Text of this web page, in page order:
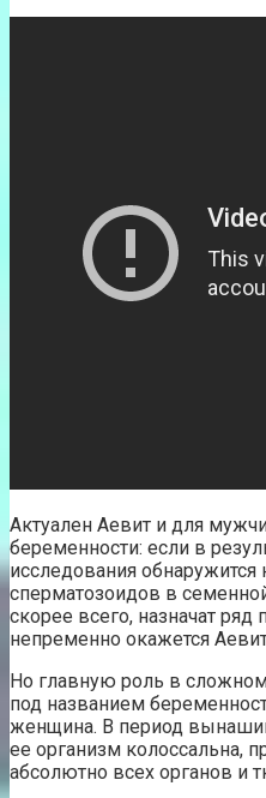
Актуален Аевит и для
беременности: если в
исследования обнаружится
сперматозоидов в
скорее всего, назначат
непременно окажется
Но главную роль в
под названием
женщина. В период
ее организм колоссальна,
абсолютно всех органов и